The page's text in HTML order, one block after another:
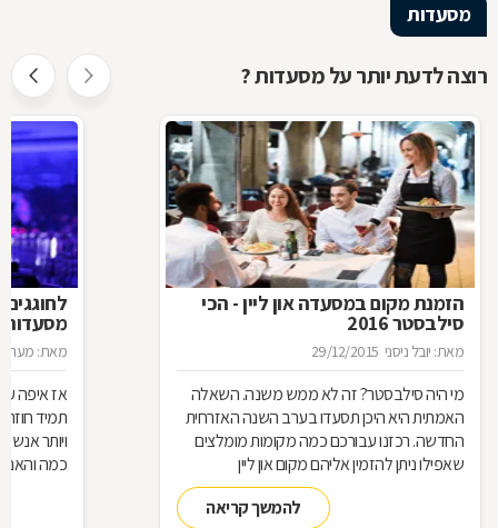
מסעדות
רוצה לדעת יותר על מסעדות ?
הזמנת מקום במסעדה און ליין - הכי
סילבסטר 2016
מאת: יובל ניסני 29/12/2015
מי היה סילבסטר? זה לא ממש משנה. השאלה
האמתית היא היכן תסעדו בערב השנה האזרחית
החדשה. רכזנו עבורכם כמה מקומות מומלצים
שאפילו ניתן להזמין אליהם מקום און ליין
להמשך קריאה
מסעדות
מאת:
אז איפה
תמיד
ויותר
כמה והאם